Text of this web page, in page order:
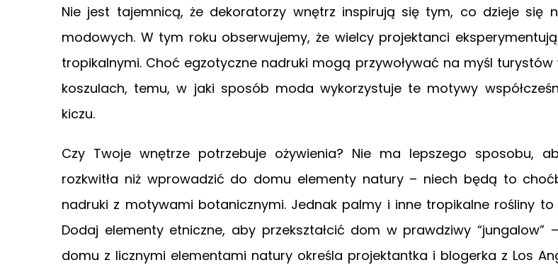
Nie jest tajemnicą, że dekoratorzy wnętrz inspirują się tym, co dzieje się
modowych. W tym roku obserwujemy, że wielcy projektanci
tropikalnymi. Choć egzotyczne nadruki mogą przywoływać na myśl turystów
koszulach, temu, w jaki sposób moda wykorzystuje te motywy
kiczu.
Czy Twoje wnętrze potrzebuje ożywienia? Nie ma lepszego sposobu,
rozkwitła niż wprowadzić do domu elementy natury – niech będą to
nadruki z motywami botanicznymi. Jednak palmy i inne tropikalne rośliny to
Dodaj elementy etniczne, aby przekształcić dom w prawdziwy “jungalow”
domu z licznymi elementami natury określa projektantka i blogerka z Los